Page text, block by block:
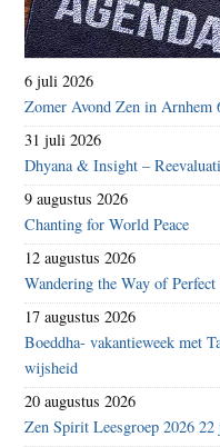
6 juli 2026
Zomer Avond Zen in Arnhem
31 juli 2026
Dhyana & Insight –
9 augustus 2026
Chanting for World Peace
12 augustus 2026
Wandering the Way of
17 augustus 2026
Boeddha- vakantieweek met
wijsheid
20 augustus 2026
Zen Spirit Leesgroep 2026